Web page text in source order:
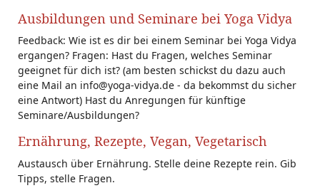
Ausbildungen und Seminare bei Yoga Vidya
Feedback: Wie ist es dir bei einem Seminar bei Yoga Vidya
ergangen? Fragen: Hast du Fragen, welches Seminar
geeignet für dich ist? (am besten schickst du dazu auch
eine Mail an info@yoga-vidya.de - da bekommst du sicher
eine Antwort) Hast du Anregungen für künftige
Seminare/Ausbildungen?
Ernährung, Rezepte, Vegan, Vegetarisch
Austausch über Ernährung. Stelle deine Rezepte rein. Gib
Tipps, stelle Fragen.